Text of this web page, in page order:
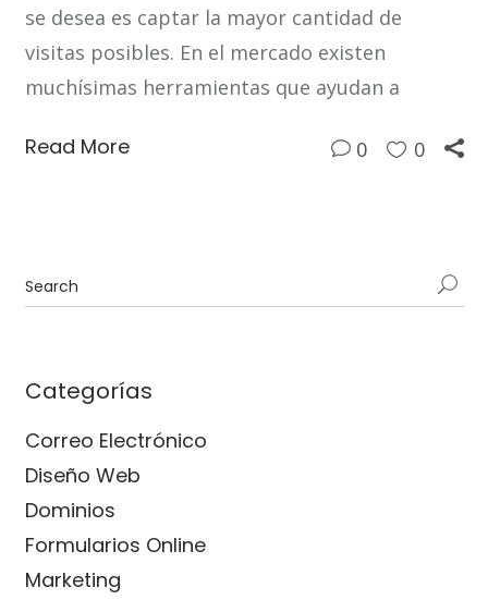
se desea es captar la mayor cantidad de
visitas posibles. En el mercado existen
muchísimas herramientas que ayudan a
Read More 0 0
Categorías
Correo Electrónico
Diseño Web
Dominios
Formularios Online
Marketing